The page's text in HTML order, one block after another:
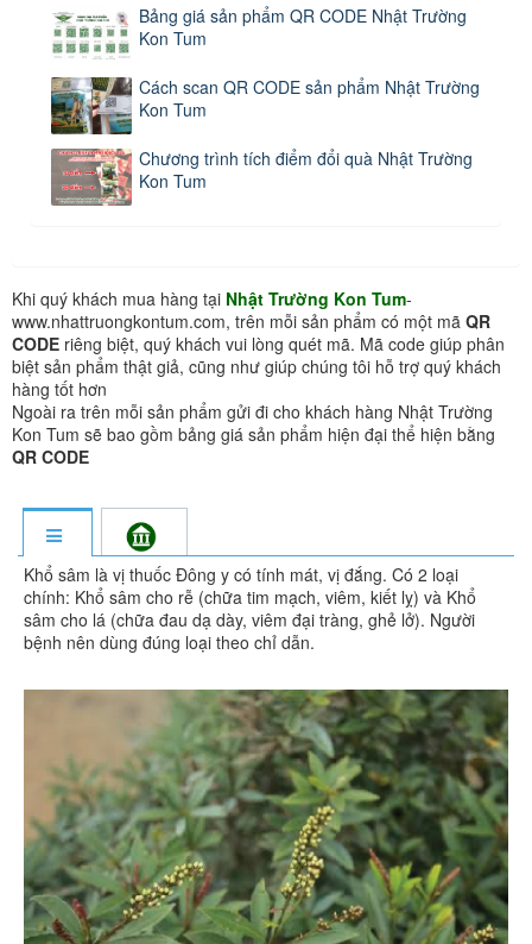
Bảng giá sản phẩm QR CODE Nhật Trường
Kon Tum
Cách scan QR CODE sản phẩm Nhật Trường
Kon Tum
Chương trình tích điểm đổi quà Nhật Trường
Kon Tum
Khi quý khách mua hàng tại Nhật Trường Kon Tum-
www.nhattruongkontum.com, trên mỗi sản phẩm có một mã QR
CODE riêng biệt, quý khách vui lòng quét mã. Mã code giúp phân
biệt sản phẩm thật giả, cũng như giúp chúng tôi hỗ trợ quý khách
hàng tốt hơn
Ngoài ra trên mỗi sản phẩm gửi đi cho khách hàng Nhật Trường
Kon Tum sẽ bao gồm bảng giá sản phẩm hiện đại thể hiện bằng
QR CODE
Khổ sâm là vị thuốc Đông y có tính mát, vị đắng. Có 2 loại
chính: Khổ sâm cho rễ (chữa tim mạch, viêm, kiết lỵ) và Khổ
sâm cho lá (chữa đau dạ dày, viêm đại tràng, ghẻ lở). Người
bệnh nên dùng đúng loại theo chỉ dẫn.